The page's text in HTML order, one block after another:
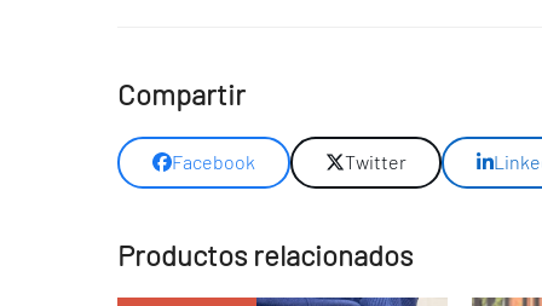
Compartir
Facebook Twitter
Productos relacionados